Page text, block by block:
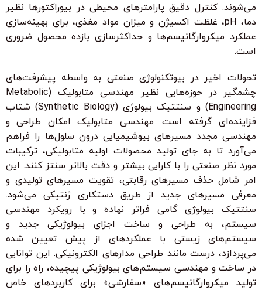
می‌شوند. کنترل دقیق پارامترهای محیطی در بیوراکتورها نظیر
دما، pH، غلظت اکسیژن و میزان مواد مغذی، برای بهینه‌سازی
عملکرد میکروارگانیسم‌ها و حداکثرسازی بازده محصول ضروری
است.
تحولات اخیر در بیوتکنولوژی صنعتی به واسطه پیشرفت‌های
چشمگیر در حوزه‌هایی نظیر مهندسی متابولیک (Metabolic
Engineering) و سنتتیک بیولوژی (Synthetic Biology) شتاب
فزاینده‌ای گرفته است. مهندسی متابولیک امکان طراحی و
مهندسی مجدد مسیرهای بیوشیمیایی درون سلول‌ها را فراهم
می‌آورد تا به جای تولید محصولات اولیه متابولیکی، ترکیبات
مورد نظر صنعتی را با کارایی بیشتر و دقت بالاتر سنتز کنند. این
امر شامل حذف مسیرهای رقابتی، تقویت مسیرهای تولیدی و
معرفی مسیرهای جدید از طریق دستکاری ژنتیکی می‌شود.
سنتتیک بیولوژی گامی فراتر نهاده و با رویکرد مهندسی
سیستم، به طراحی و ساخت اجزای بیولوژیکی جدید و
سیستم‌های زیستی با عملکردهای از پیش تعیین شده
می‌پردازد، درست مانند طراحی مدارهای الکترونیکی. این توانایی
در ساخت و مهندسی سیستم‌های بیولوژیکی پیچیده، راه را برای
تولید میکروارگانیسم‌های «سفارشی» برای کاربردهای خاص